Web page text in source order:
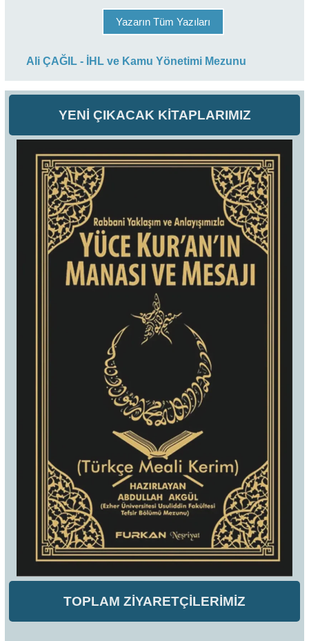
YENİ ÇIKACAK KİTAPLARIMIZ
TOPLAM ZİYARETÇİLERİMİZ
Yazarın Tüm Yazıları
Ali ÇAĞIL - İHL ve Kamu Yönetimi Mezunu